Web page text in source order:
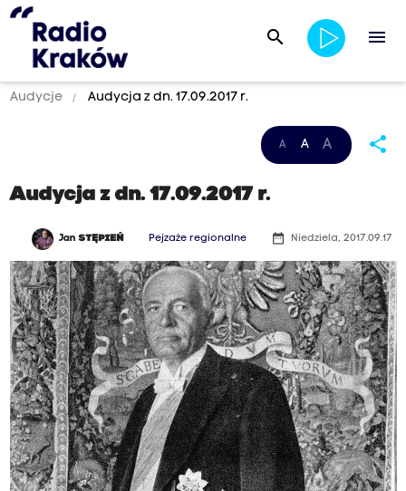
search menu
Audycje Audycja z dn. 17.09.2017 r.
A A A share
Audycja z dn. 17.09.2017 r.
JanSTĘPIEŃ Pejzaże regionalne date_range Niedziela, 2017.09.17